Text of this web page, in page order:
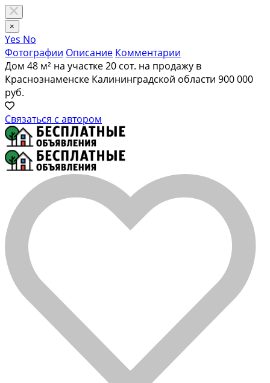
×
Yes No
Фотографии Описание Комментарии
Дом 48 м² на участке 20 сот. на продажу в
Краснознаменске Калининградской области 900 000
руб.
Связаться с автором